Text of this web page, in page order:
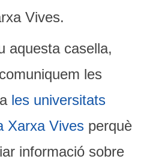
Vives.
aquesta casella,
les
les universitats
Xarxa Vives perquè
informació sobre